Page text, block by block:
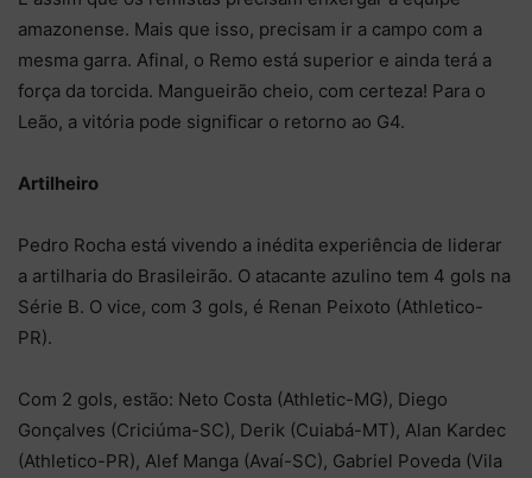
amazonense. Mais que isso, precisam ir a campo com a
mesma garra. Afinal, o Remo está superior e ainda terá a
força da torcida. Mangueirão cheio, com certeza! Para o
Leão, a vitória pode significar o retorno ao G4.
Artilheiro
Pedro Rocha está vivendo a inédita experiência de liderar
a artilharia do Brasileirão. O atacante azulino tem 4 gols na
Série B. O vice, com 3 gols, é Renan Peixoto (Athletico-
PR).
Com 2 gols, estão: Neto Costa (Athletic-MG), Diego
Gonçalves (Criciúma-SC), Derik (Cuiabá-MT), Alan Kardec
(Athletico-PR), Alef Manga (Avaí-SC), Gabriel Poveda (Vila